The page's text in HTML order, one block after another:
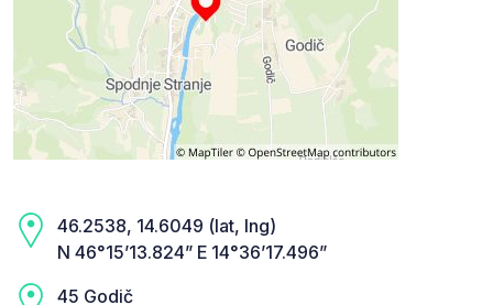
46.2538, 14.6049 (lat, lng)
N 46°15’13.824” E 14°36’17.496”
45 Godič